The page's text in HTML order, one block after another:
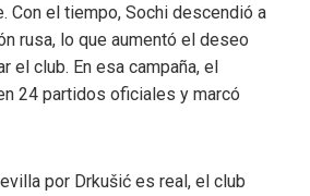
Con el tiempo, Sochi descendió a
rusa, lo que aumentó el deseo
el club. En esa campaña, el
24 partidos oficiales y marcó
por Drkušić es real, el club